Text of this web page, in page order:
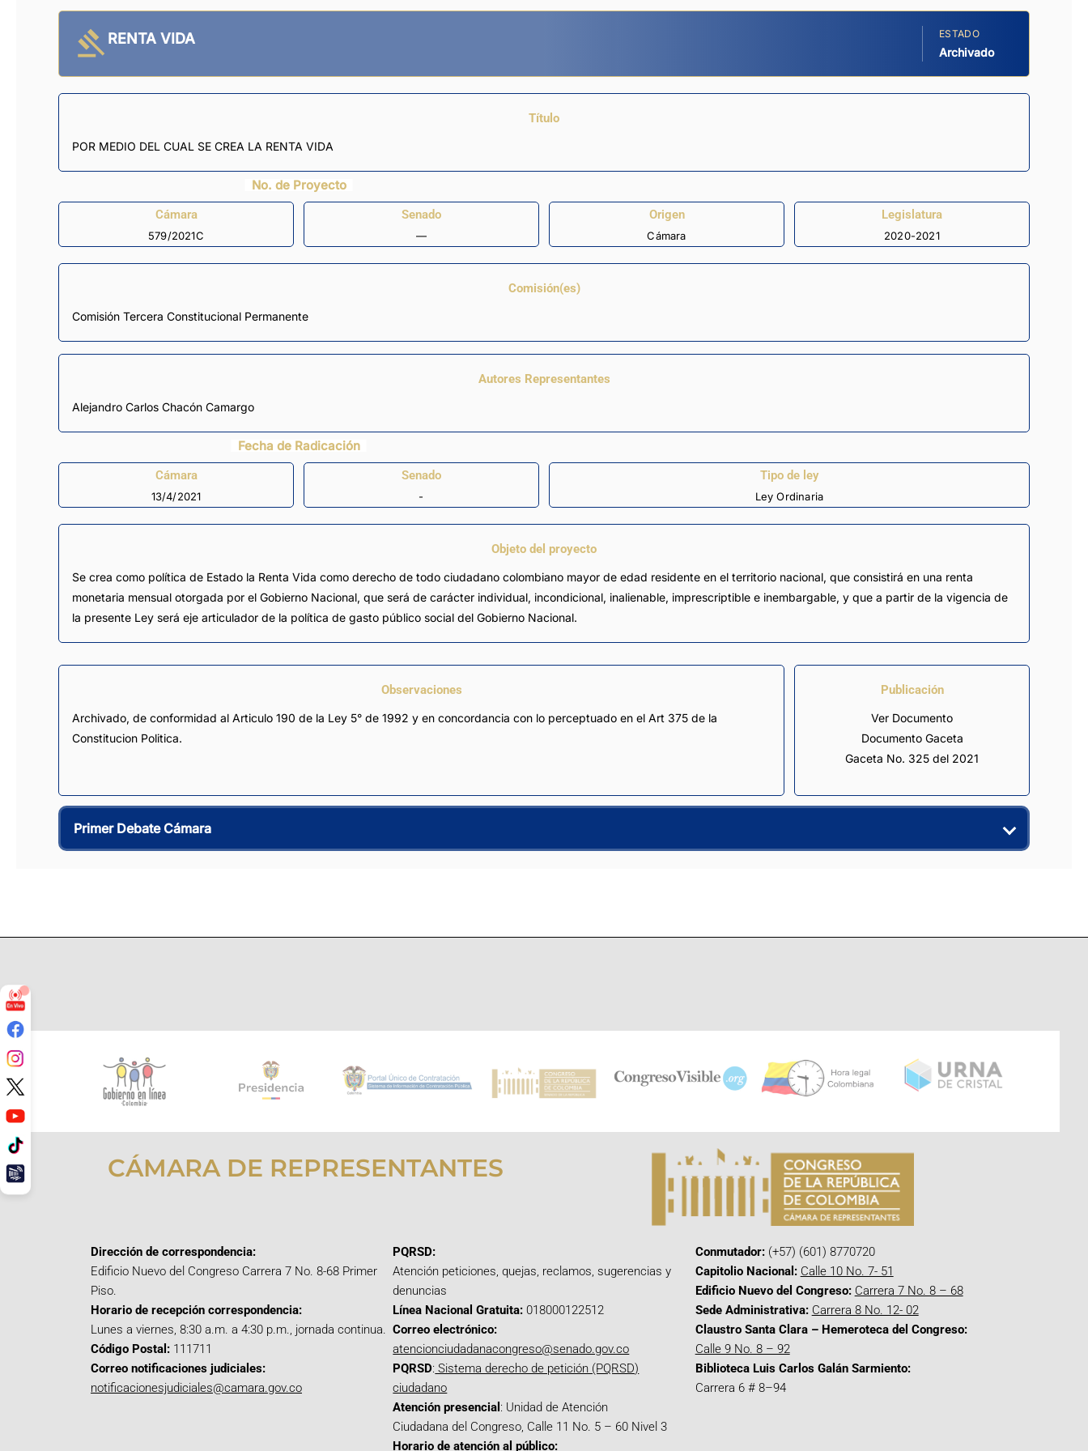
RENTA VIDA ESTADO
Archivado
Título
POR MEDIO DEL CUAL SE CREA LA RENTA VIDA
No. de Proyecto
Cámara
579/2021C
Senado
—
Origen
Cámara
Legislatura
2020-2021
Comisión(es)
Comisión Tercera Constitucional Permanente
Autores Representantes
Alejandro Carlos Chacón Camargo
Fecha de Radicación
Cámara
13/4/2021
Senado
-
Tipo de ley
Ley Ordinaria
Objeto del proyecto
Se crea como política de Estado la Renta Vida como derecho de todo ciudadano colombiano mayor de edad residente en el territorio nacional, que consistirá en una renta
monetaria mensual otorgada por el Gobierno Nacional, que será de carácter individual, incondicional, inalienable, imprescriptible e inembargable, y que a partir de la vigencia de
la presente Ley será eje articulador de la política de gasto público social del Gobierno Nacional.
Observaciones
Archivado, de conformidad al Articulo 190 de la Ley 5° de 1992 y en concordancia con lo perceptuado en el Art 375 de la
Constitucion Politica.
Publicación
Ver Documento
Documento Gaceta
Gaceta No. 325 del 2021
Primer Debate Cámara
CÁMARA DE REPRESENTANTES
Dirección de correspondencia:
Edificio Nuevo del Congreso Carrera 7 No. 8-68 Primer
Piso.
Horario de recepción correspondencia:
Lunes a viernes, 8:30 a.m. a 4:30 p.m., jornada continua.
Código Postal: 111711
Correo notificaciones judiciales:
notificacionesjudiciales@camara.gov.co
PQRSD:
Atención peticiones, quejas, reclamos, sugerencias y
denuncias
Línea Nacional Gratuita: 018000122512
Correo electrónico:
atencionciudadanacongreso@senado.gov.co
PQRSD: Sistema derecho de petición (PQRSD)
ciudadano
Atención presencial : Unidad de Atención
Ciudadana del Congreso, Calle 11 No. 5 – 60 Nivel 3
Horario de atención al público:
Conmutador:(+57) (601) 8770720
Capitolio Nacional: Calle 10 No. 7- 51
Edificio Nuevo del Congreso: Carrera 7 No. 8 – 68
Sede Administrativa: Carrera 8 No. 12- 02
Claustro Santa Clara – Hemeroteca del Congreso:
Calle 9 No. 8 – 92
Biblioteca Luis Carlos Galán Sarmiento:
Carrera 6 # 8–94